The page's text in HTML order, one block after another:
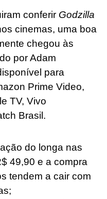
conferir Godzilla
cinemas, uma boa
chegou às
por Adam
para
Prime Video,
TV, Vivo
Brasil.
do longa nas
49,90 e a compra
tendem a cair com